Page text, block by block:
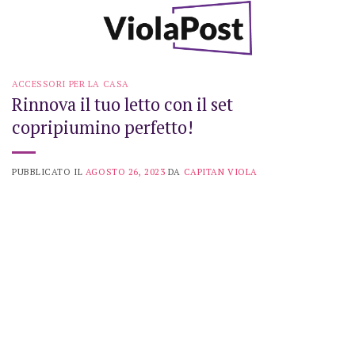
ACCESSORI PER LA CASA
Rinnova il tuo letto con il set
copripiumino perfetto!
PUBBLICATO IL AGOSTO 26, 2023 DA CAPITAN VIOLA